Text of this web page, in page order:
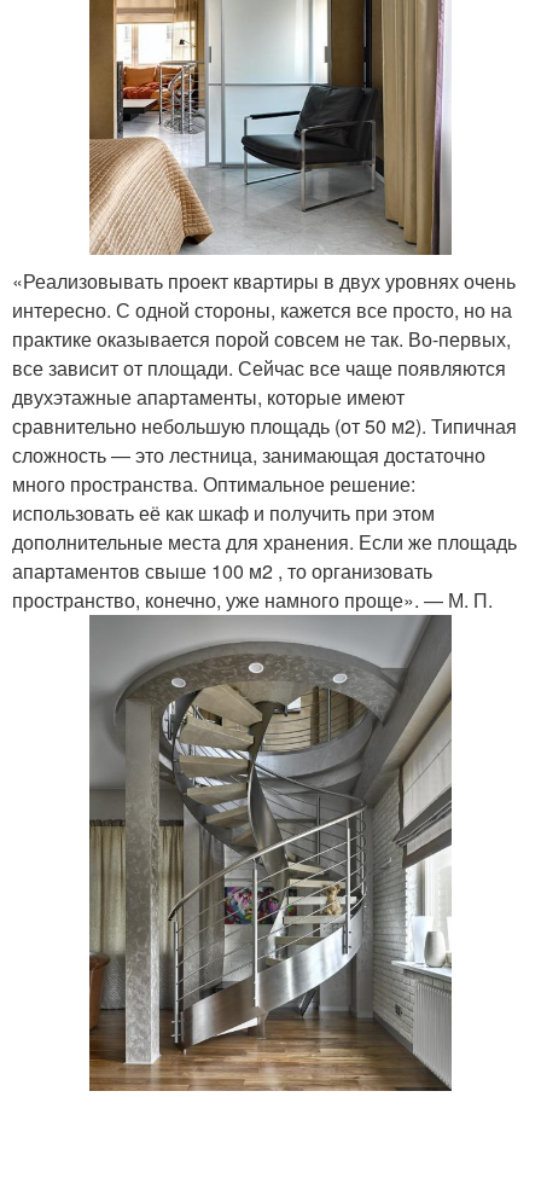
«Реализовывать проект квартиры в двух уровнях очень
интересно. С одной стороны, кажется все просто, но на
практике оказывается порой совсем не так. Во-первых,
все зависит от площади. Сейчас все чаще появляются
двухэтажные апартаменты, которые имеют
сравнительно небольшую площадь (от 50 м2). Типичная
сложность — это лестница, занимающая достаточно
много пространства. Оптимальное решение:
использовать её как шкаф и получить при этом
дополнительные места для хранения. Если же площадь
апартаментов свыше 100 м2 , то организовать
пространство, конечно, уже намного проще». — М. П.